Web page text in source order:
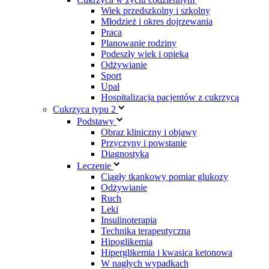
Wiek przedszkolny i szkolny
Młodzież i okres dojrzewania
Praca
Planowanie rodziny
Podeszły wiek i opieka
Odżywianie
Sport
Upał
Hospitalizacja pacjentów z cukrzycą
Cukrzyca typu 2
Podstawy
Obraz kliniczny i objawy
Przyczyny i powstanie
Diagnostyka
Leczenie
Ciągły tkankowy pomiar glukozy
Odżywianie
Ruch
Leki
Insulinoterapia
Technika terapeutyczna
Hipoglikemia
Hiperglikemia i kwasica ketonowa
W nagłych wypadkach